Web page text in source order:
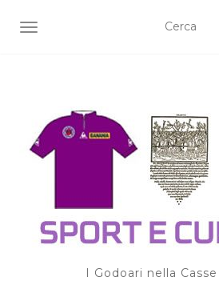
TOGGLE NAVIGATION
I Godoari nella